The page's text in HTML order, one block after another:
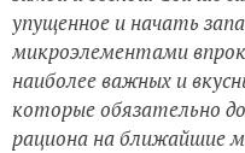
упущенное и начать
микроэлементами
наиболее важных и
которые обязательно
рациона на ближайшие